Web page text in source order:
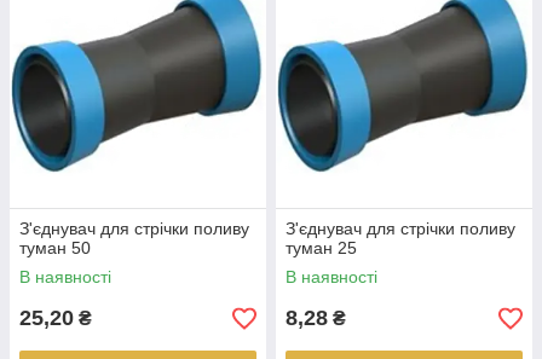
З'єднувач для стрічки поливу
туман 50
В наявності
25,20 ₴
З'єднувач для стрічки поливу
туман 25
В наявності
8,28 ₴